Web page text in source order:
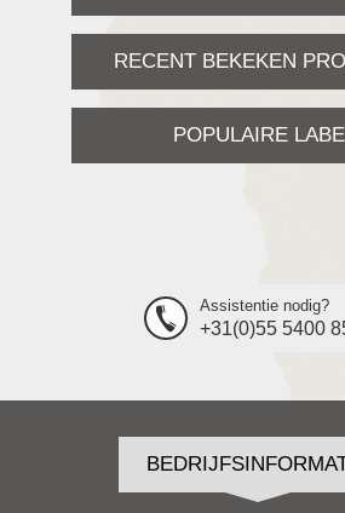
RECENT BEKEKEN
POPULAIRE
Assistentie nodig?
+31(0)55 5400